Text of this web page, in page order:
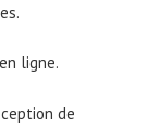
ligne.
de